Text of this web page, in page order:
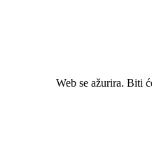
Web se ažurira. Biti